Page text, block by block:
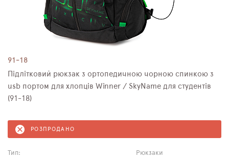
91-18
Підлітковий рюкзак з ортопедичною чорною спинкою з
usb портом для хлопців Winner / SkyName для студентів
(91-18)
РОЗПРОДАНО
Тип:
Рюкзаки